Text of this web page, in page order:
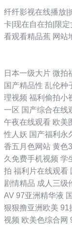
纤纤影视在线播放|
卡|现在自在拍|限
看观看精品蕉 网站
在线播放 国产情侣
电视剧大全 美女诱惑
系列精品 TS性爱激
精品视频一区自拍 日
人一区二区 国产精品
桃三四五区 亚洲日韩
日本一级大片 微拍
国产精品性 乱伦种
理视频 福利偷拍小
一区 国产综合在线
午夜在线观看 欧美
性人妖 国产福利永
香五月色网站 黄色
久免费手机视频 学
拍 福利片在线观看
剧情精品 成人三级
AV 97亚洲精华液
狠狠撸亚洲欧美 91
视频 欧美色综合网